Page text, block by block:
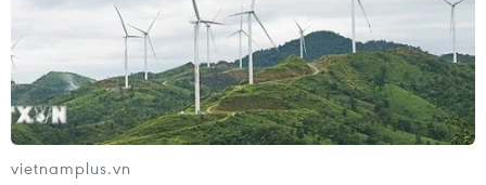
(TTXVN/Vietnam+)
vietnamplus.vn